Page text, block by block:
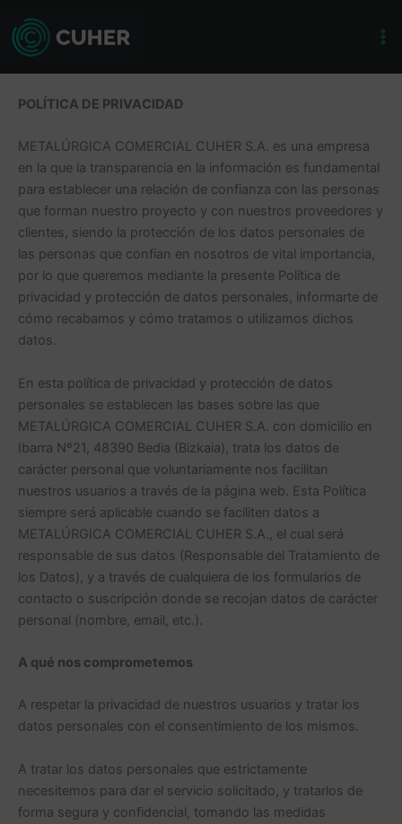
content
POLÍTICA DE PRIVACIDAD
METALÚRGICA COMERCIAL CUHER S.A. es una empresa
en la que la transparencia en la información es fundamental
para establecer una relación de confianza con las personas
que forman nuestro proyecto y con nuestros proveedores y
clientes, siendo la protección de los datos personales de
las personas que confían en nosotros de vital importancia,
por lo que queremos mediante la presente Política de
privacidad y protección de datos personales, informarte de
cómo recabamos y cómo tratamos o utilizamos dichos
datos.
En esta política de privacidad y protección de datos
personales se establecen las bases sobre las que
METALÚRGICA COMERCIAL CUHER S.A. con domicilio en
Ibarra Nº21, 48390 Bedia (Bizkaia), trata los datos de
carácter personal que voluntariamente nos facilitan
nuestros usuarios a través de la página web. Esta Política
siempre será aplicable cuando se faciliten datos a
METALÚRGICA COMERCIAL CUHER S.A., el cual será
responsable de sus datos (Responsable del Tratamiento de
los Datos), y a través de cualquiera de los formularios de
contacto o suscripción donde se recojan datos de carácter
personal (nombre, email, etc.).
A qué nos comprometemos
A respetar la privacidad de nuestros usuarios y tratar los
datos personales con el consentimiento de los mismos.
A tratar los datos personales que estrictamente
necesitemos para dar el servicio solicitado, y tratarlos de
forma segura y confidencial, tomando las medidas